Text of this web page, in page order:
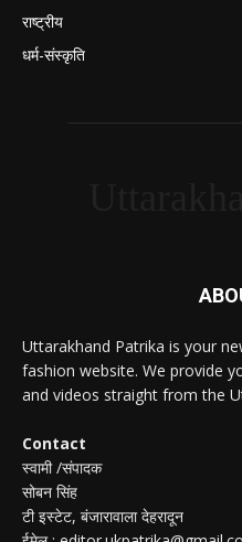
राष्ट्रीय
धर्म-संस्कृति
Uttarakhand Patrika is your
fashion website. We provide
and videos straight from the
Contact
स्वामी /संपादक
सोबन सिंह
टी इस्टेट, बंजारावाला देहरादून